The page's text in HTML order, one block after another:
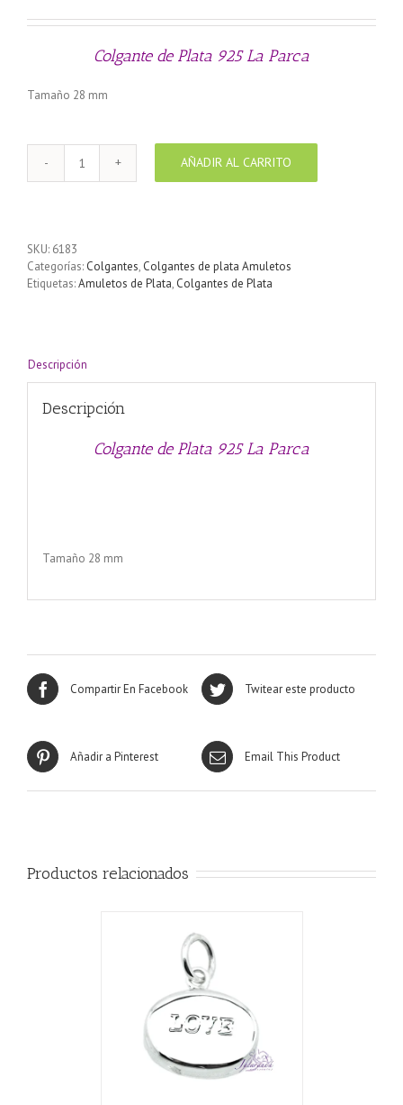
Colgante de Plata 925 La Parca
Tamaño 28 mm
Colgante
de
cantidad
AÑADIR AL CARRITO
SKU: 6183
Categorías: Colgantes, Colgantes de plata Amuletos
Etiquetas:Amuletos de Plata, Colgantes de Plata
Descripción
Descripción
Colgante de Plata 925 La Parca
Tamaño 28 mm
Compartir En Facebook Twitear este producto
Añadir a Pinterest Email This Product
Productos relacionados